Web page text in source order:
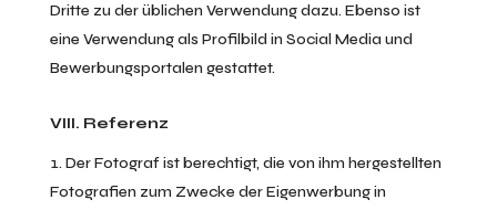
Dritte zu der üblichen Verwendung dazu. Ebenso ist
eine Verwendung als Profilbild in Social Media und
Bewerbungsportalen gestattet.
VIII. Referenz
Der Fotograf ist berechtigt, die von ihm hergestellten
Fotografien zum Zwecke der Eigenwerbung in